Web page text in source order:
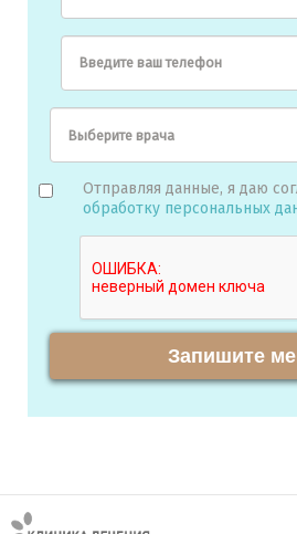
Введите ваш телефон
Отправляя данные, я даю
обработку персональных
Запишите